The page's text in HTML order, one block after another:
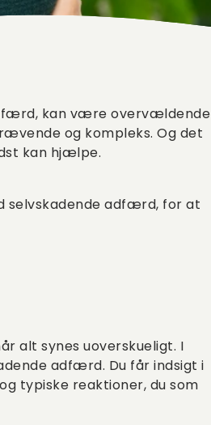
kan være overvældende
og kompleks. Og det
kan hjælpe.
selvskadende adfærd, for at
alt synes uoverskueligt. I
adfærd. Du får indsigt i
typiske reaktioner, du som